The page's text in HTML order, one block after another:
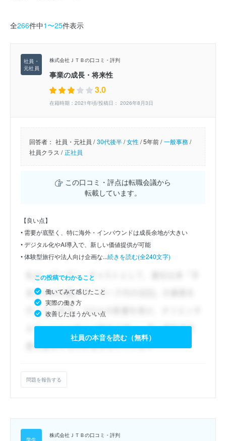
全266件中1〜25件表示
株式会社ＪＴＢの口コミ・評判
事業の成長・将来性
3.0
在籍時期：2021年頃/投稿日： 2026年8月3日
回答者： 社員・元社員 / 30代後半/女性/5年前 / 一般事務/
社員クラス / 正社員
この口コミ・評点は転職会議から
転載しています。
【良い点】
• 需要が底堅く、特に海外・インバウンドは成長余地が大きい
• デジタル化やAI導入で、新しい価値提供が可能
• 体験型旅行や法人向け企画な...続きを読む(全240文字)
この投稿でわかること
働いてみて感じたこと
実際の働き方
改善したほうがいい点
社員の本音を読む（無料）
問題を報告する
株式会社ＪＴＢの口コミ・評判